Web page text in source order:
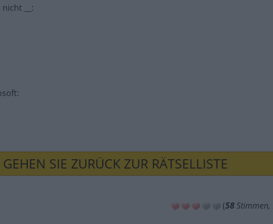
__ :
:
GEHEN SIE ZURÜCK ZUR RÄTSELLISTE
(58Stimmen,